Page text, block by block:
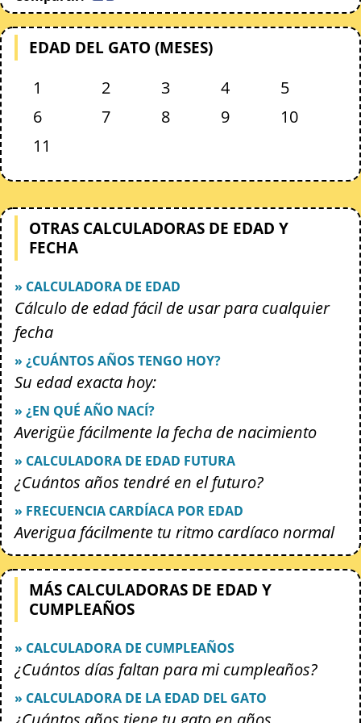
EDAD DEL GATO (MESES)
1
2 3 4
5
6
7 8 9
10
11
OTRAS CALCULADORAS DE EDAD Y
FECHA
» CALCULADORA DE EDAD
Cálculo de edad fácil de usar para cualquier
fecha
» ¿CUÁNTOS AÑOS TENGO HOY?
Su edad exacta hoy:
» ¿EN QUÉ AÑO NACÍ?
Averigüe fácilmente la fecha de nacimiento
» CALCULADORA DE EDAD FUTURA
¿Cuántos años tendré en el futuro?
» FRECUENCIA CARDÍACA POR EDAD
Averigua fácilmente tu ritmo cardíaco normal
MÁS CALCULADORAS DE EDAD Y
CUMPLEAÑOS
» CALCULADORA DE CUMPLEAÑOS
¿Cuántos días faltan para mi cumpleaños?
» CALCULADORA DE LA EDAD DEL GATO